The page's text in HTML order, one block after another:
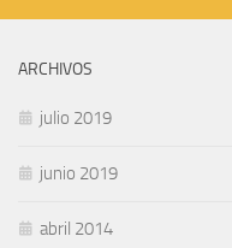
ARCHIVOS
julio 2019
junio 2019
abril 2014